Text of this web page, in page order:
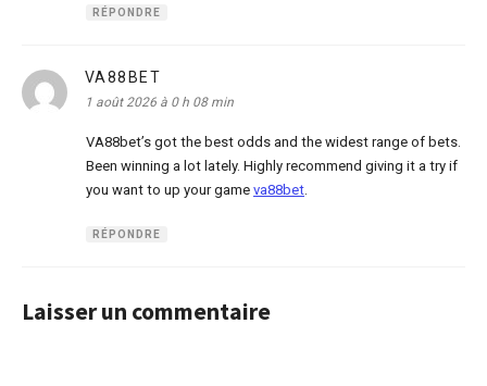
RÉPONDRE
VA88BET
1 août 2026 à 0 h 08 min
VA88bet’s got the best odds and the widest range of bets.
Been winning a lot lately. Highly recommend giving it a try if
you want to up your game va88bet
RÉPONDRE
Laisser un commentaire